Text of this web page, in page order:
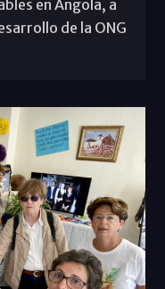
en Angola, a
de la ONG